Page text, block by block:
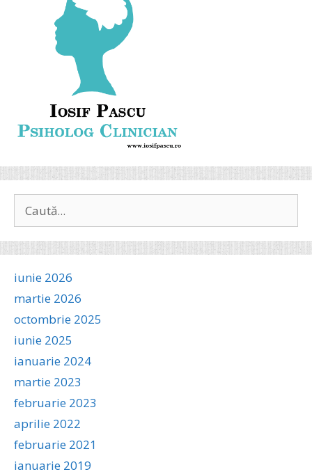
după:
iunie 2026
martie 2026
octombrie 2025
iunie 2025
ianuarie 2024
martie 2023
februarie 2023
aprilie 2022
februarie 2021
ianuarie 2019